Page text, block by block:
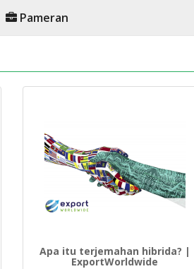
Pameran
Apa itu terjemahan hibrida? |
ExportWorldwide